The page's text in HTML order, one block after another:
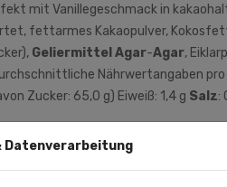
mit Vanillegeschmack in
fettarmes Kakaopulver,
Geliermittel Agar-Agar,
Nährwertangaben
Zucker: 65,0 g) Eiweiß: 1,4 g Salz:
Datenverarbeitung